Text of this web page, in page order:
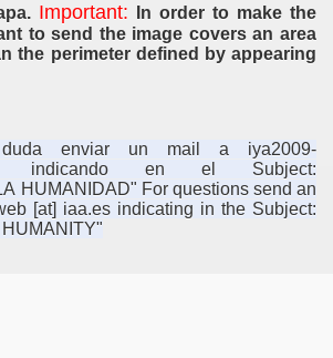
Important:
In order to make the
to send the image covers an area
the perimeter defined by appearing
duda enviar un mail a iya2009-
indicando en el Subject:
HUMANIDAD" For questions send an
[at] iaa.es indicating in the Subject: